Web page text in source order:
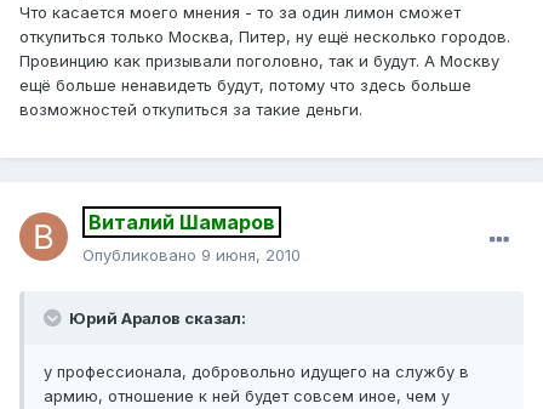
Что касается моего мнения - то за один лимон сможет
откупиться только Москва, Питер, ну ещё несколько городов.
Провинцию как призывали поголовно, так и будут. А Москву
ещё больше ненавидеть будут, потому что здесь больше
возможностей откупиться за такие деньги.
Виталий Шамаров
Опубликовано 9 июня, 2010
Юрий Аралов сказал:
у профессионала, добровольно идущего на службу в
армию, отношение к ней будет совсем иное, чем у